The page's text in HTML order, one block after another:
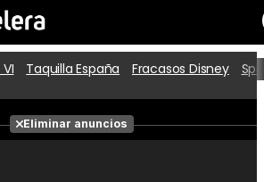
Cartelera
Películas
Taquilla España Fracasos Disney
Eliminar anuncios